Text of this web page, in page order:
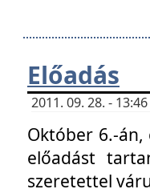
Előadás
2011. 09. 28. -
Október 6.-
előadást
szeretettel